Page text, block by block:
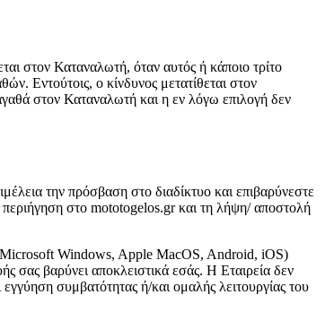
στον Καταναλωτή, όταν αυτός ή κάποιο τρίτο
Εντούτοις, ο κίνδυνος μετατίθεται στον
στον Καταναλωτή και η εν λόγω επιλογή δεν
την πρόσβαση στο διαδίκτυο και επιβαρύνεστε
περιήγηση στο mototogelos.gr και τη λήψη/ αποστολή
Microsoft Windows, Apple MacOS, Android, iOS)
σας βαρύνει αποκλειστικά εσάς. Η Εταιρεία δεν
συμβατότητας ή/και ομαλής λειτουργίας του